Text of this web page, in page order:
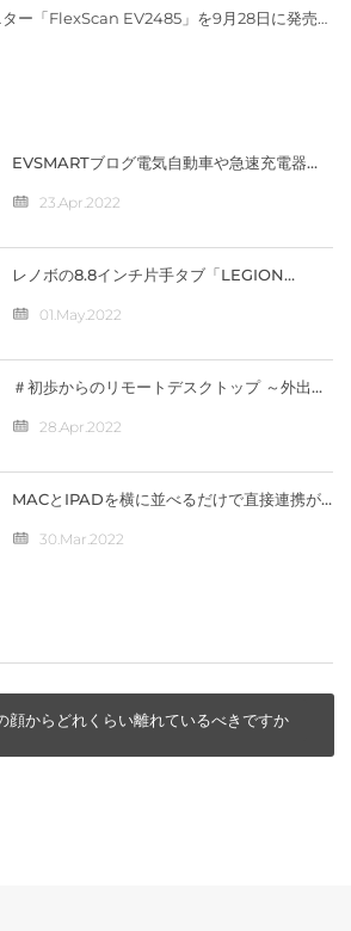
ー「FlexScan EV2485」を9月28日に発売し
EVSMARTブログ電気自動車や急速充電器を
『BZ4X』／バッテリー残量の％表示なし
【編集部】 人気記事 最近の投稿 カテゴリー
23.Apr.2022
レノボの8.8インチ片手タブ「LEGION
か】01.May.2022
＃初歩からのリモートデスクトップ ～外出先
28.Apr.2022
MACとIPADを横に並べるだけで直接連携が
仕組みとは？
30.Mar.2022
顔からどれくらい離れているべきですか